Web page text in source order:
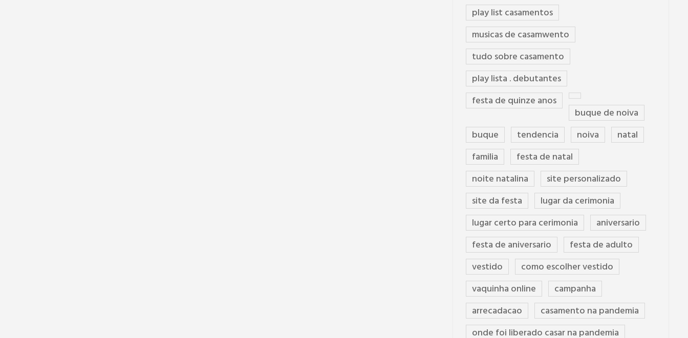
play list casamentos
musicas de casamwento
tudo sobre casamento
play lista . debutantes
festa de quinze anos
buque de noiva
buque
tendencia noiva
natal
familia
festa de natal
noite natalina
site personalizado
site da festa
lugar da cerimonia
lugar certo para cerimonia
aniversario
festa de aniversario
festa de adulto
vestido
como escolher vestido
vaquinha online
campanha
arrecadacao
casamento na pandemia
onde foi liberado casar na pandemia